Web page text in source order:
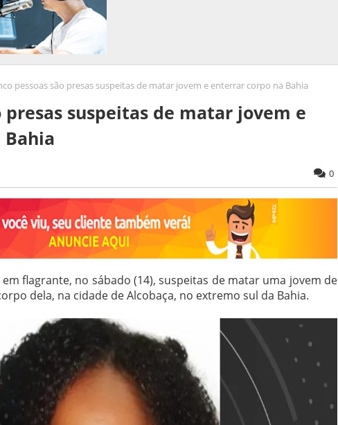
pessoas são presas suspeitas de matar jovem e enterrar corpo na Bahia
presas suspeitas de matar jovem e
0
flagrante, no sábado (14), suspeitas de matar uma jovem de
dela, na cidade de Alcobaça, no extremo sul da Bahia.